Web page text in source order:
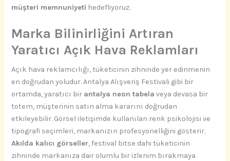
müşteri memnuniyeti hedefliyoruz.
Marka Bilinirliğini Artıran
Yaratıcı Açık Hava Reklamları
Açık hava reklamcılığı, tüketicinin zihninde yer edinmenin
en doğrudan yoludur. Antalya Alışveriş Festivali gibi bir
ortamda, yaratıcı bir antalya neon tabela veya devasa bir
totem, müşterinin satın alma kararını doğrudan
etkileyebilir. Görsel iletişimde kullanılan renk psikolojisi ve
tipografi seçimleri, markanızın profesyonelliğini gösterir.
Akılda kalıcı görseller, festival bitse dahi tüketicinin
zihninde markanıza dair olumlu bir izlenim bırakmaya